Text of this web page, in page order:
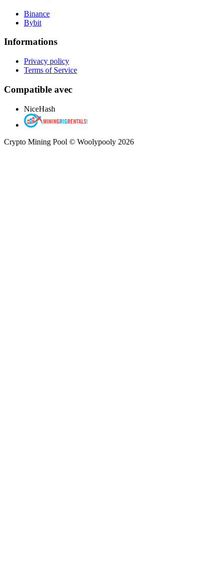
Binance
Bybit
Informations
Privacy policy
Terms of Service
Compatible avec
NiceHash
Crypto Mining Pool © Woolypooly 2026